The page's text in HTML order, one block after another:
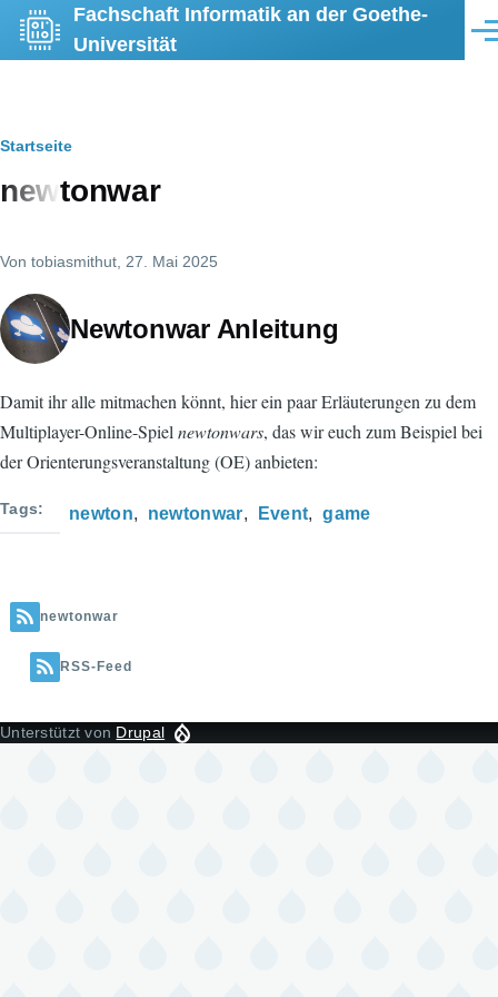
Direkt zum Inhalt
Fachschaft Informatik an der Goethe-
Universität
Pfadnavigation
Startseite
newtonwar
Von tobiasmithut , 27. Mai 2025
Newtonwar Anleitung
Damit ihr alle mitmachen könnt, hier ein paar Erläuterungen zu dem
Multiplayer-Online-Spiel newtonwars, das wir euch zum Beispiel bei
der Orienterungsveranstaltung (OE) anbieten:
Tags newton newtonwar Event game
newtonwar
RSS-Feed
Unterstützt von Drupal